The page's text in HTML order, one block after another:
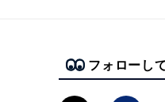
フォローし